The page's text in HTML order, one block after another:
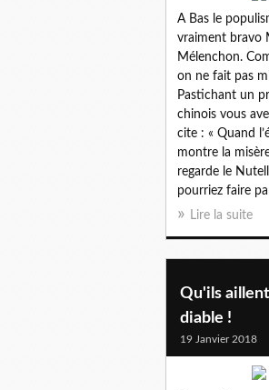
A Bas le
vraiment bravo
Mélenchon.
on ne fait pas
Pastichant un
chinois vous
cite : « Quand
montre la
regarde le
pourriez faire
Lire la suite
Qu'ils
diable !
19 Janvier 2018